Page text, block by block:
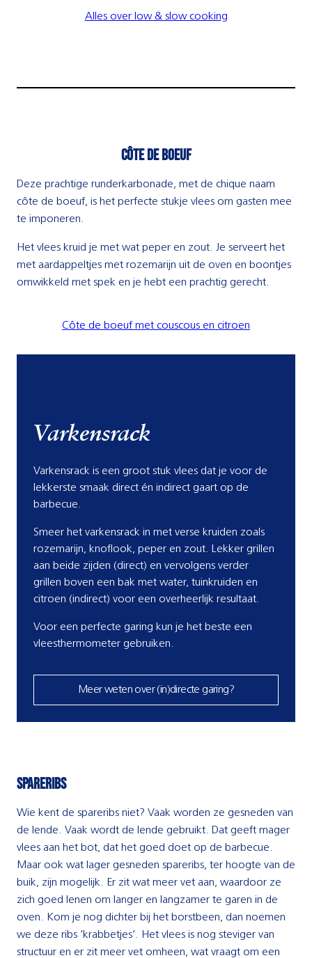
Alles over low & slow cooking
Côte de boeuf
Deze prachtige runderkarbonade, met de chique naam
côte de boeuf, is het perfecte stukje vlees om gasten mee
te imponeren.
Het vlees kruid je met wat peper en zout. Je serveert het
met aardappeltjes met rozemarijn uit de oven en boontjes
omwikkeld met spek en je hebt een prachtig gerecht.
Côte de boeuf met couscous en citroen
Varkensrack
Varkensrack is een groot stuk vlees dat je voor de
lekkerste smaak direct én indirect gaart op de
barbecue.
Smeer het varkensrack in met verse kruiden zoals
rozemarijn, knoflook, peper en zout. Lekker grillen
aan beide zijden (direct) en vervolgens verder
grillen boven een bak met water, tuinkruiden en
citroen (indirect) voor een overheerlijk resultaat.
Voor een perfecte garing kun je het beste een
vleesthermometer gebruiken.
Meer weten over (in)directe garing?
Spareribs
Wie kent de spareribs niet? Vaak worden ze gesneden van
de lende. Vaak wordt de lende gebruikt. Dat geeft mager
vlees aan het bot, dat het goed doet op de barbecue.
Maar ook wat lager gesneden spareribs, ter hoogte van de
buik, zijn mogelijk. Er zit wat meer vet aan, waardoor ze
zich goed lenen om langer en langzamer te garen in de
oven. Kom je nog dichter bij het borstbeen, dan noemen
we deze ribs ‘krabbetjes’. Het vlees is nog steviger van
structuur en er zit meer vet omheen, wat vraagt om een